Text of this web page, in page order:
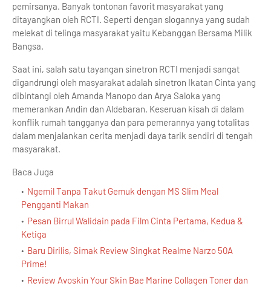
pemirsanya. Banyak tontonan favorit masyarakat yang
ditayangkan oleh RCTI. Seperti dengan slogannya yang sudah
melekat di telinga masyarakat yaitu Kebanggan Bersama Milik
Bangsa.
Saat ini, salah satu tayangan sinetron RCTI menjadi sangat
digandrungi oleh masyarakat adalah sinetron Ikatan Cinta yang
dibintangi oleh Amanda Manopo dan Arya Saloka yang
memerankan Andin dan Aldebaran. Keseruan kisah di dalam
konflik rumah tangganya dan para pemerannya yang totalitas
dalam menjalankan cerita menjadi daya tarik sendiri di tengah
masyarakat.
Baca Juga
Ngemil Tanpa Takut Gemuk dengan MS Slim Meal
Pengganti Makan
Pesan Birrul Walidain pada Film Cinta Pertama, Kedua &
Ketiga
Baru Dirilis, Simak Review Singkat Realme Narzo 50A
Prime!
Review Avoskin Your Skin Bae Marine Collagen Toner dan